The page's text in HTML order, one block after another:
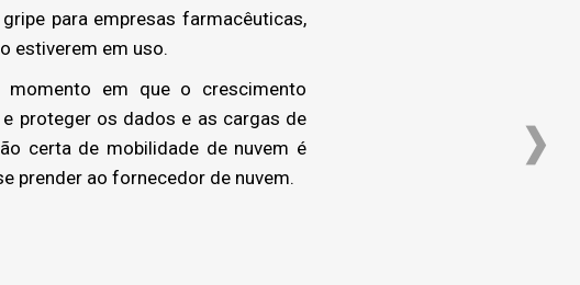
para empresas farmacêuticas,
estiverem em uso.
em que o crescimento
proteger os dados e as cargas de
certa de mobilidade de nuvem é
prender ao fornecedor de nuvem.